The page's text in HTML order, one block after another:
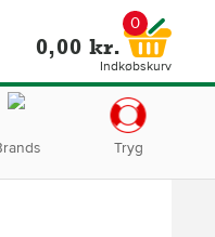
0
0,00 kr.
Indkøbskurv
Tryg